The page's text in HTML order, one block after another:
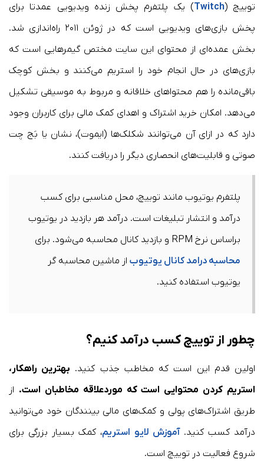
توییچ (Twitch) یک پلتفرم پخش زنده ویدیویی عمدتا برای
پخش بازی‌های ویدیویی است که در ژوئن ۲۰۱۱ راه‌اندازی شد.
بخش عمده‌ای از محتوای این سایت مختص گیمر‌هایی است که
بازی‌های در حال انجام خود را استریم می‌کنند و بخش کوچک
باقی‌مانده را هم محتوا‌های خلاقانه و مربوط به موسیقی تشکیل
می‌دهد. امکان خرید اشتراک و اهدای کمک مالی برای کاربران وجود
دارد که در ازای آن می‌توانند شکلک‌ها (ایموت)، نشان یا بَج چت
صوتی و قابلیت‌های انحصاری دیگر را دریافت کنند.
پلتفرم یوتیوب مانند توییچ، محل مناسبی برای کسب
درآمد و انتشار تبلیغات است. درآمد هر بازدید در یوتیوب
براساس نرخ RPM و بازدید کانال محاسبه می‌شود. برای
محاسبه درامد کانال یوتیوب از ماشین محاسبه گر
یوتیوب استفاده کنید.
چطور از توییچ کسب درآمد کنیم؟
اولین قدم این است که مخاطب جذب کنید. بهترین راهکار،
استریم کردن محتوایی است که موردعلاقه مخاطبان است. از
طریق اشتراک‌های پولی و کمک‌های مالی بینندگان خود می‌توانید
درآمد کسب کنید.آموزش لایو استریم، کمک بسیار بزرگی برای
شروع فعالیت در توییچ است.